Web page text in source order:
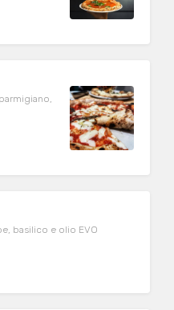
basilico e olio EVO